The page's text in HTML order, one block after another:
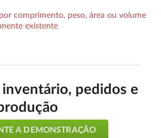
comprimento, peso, área ou volume
existente
pedidos e
A DEMONSTRAÇÃO